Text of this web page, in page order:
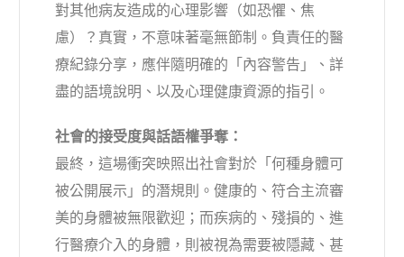
對其他病友造成的心理影響（如恐懼、焦
慮）？真實，不意味著毫無節制。負責任的醫
療紀錄分享，應伴隨明確的「內容警告」、詳
盡的語境說明、以及心理健康資源的指引。
社會的接受度與話語權爭奪：
最終，這場衝突映照出社會對於「何種身體可
被公開展示」的潛規則。健康的、符合主流審
美的身體被無限歡迎；而疾病的、殘損的、進
行醫療介入的身體，則被視為需要被隱藏、甚